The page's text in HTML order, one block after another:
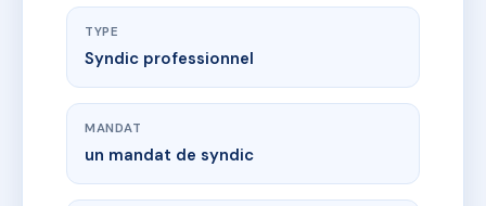
TYPE
Syndic professionnel
MANDAT
un mandat de syndic